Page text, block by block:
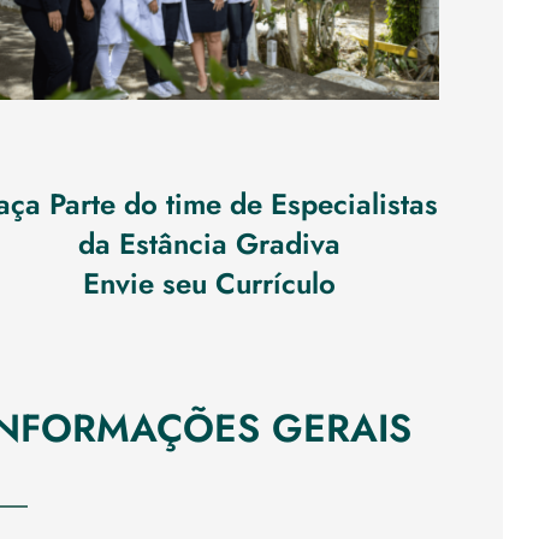
Parte do time de Especialistas
da Estância Gradiva
Envie seu Currículo
GERAIS